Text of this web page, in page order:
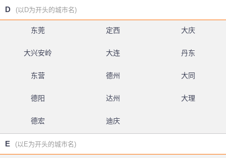
D (以D为开头的城市名)
东莞 定西 大庆
大兴安岭 大连 丹东
东营 德州 大同
德阳 达州 大理
德宏 迪庆
E (以E为开头的城市名)